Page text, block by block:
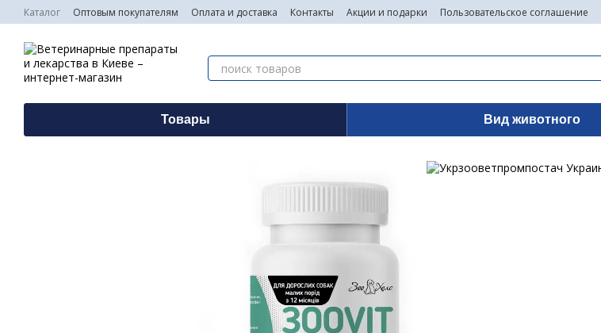
Перейти к основному контенту
Каталог Оптовым покупателям Оплата и доставка Контакты Акции и подарки Пользовательское соглашение
Товары Вид животного